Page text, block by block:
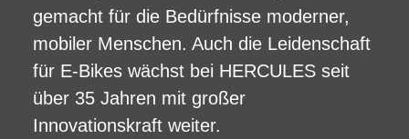
gemacht für die Bedürfnisse moderner,
mobiler Menschen. Auch die Leidenschaft
für E-Bikes wächst bei HERCULES seit
über 35 Jahren mit großer
Innovationskraft weiter.